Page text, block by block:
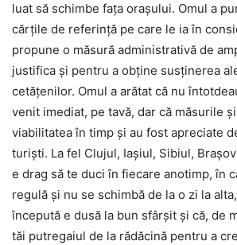
luat să schimbe fața orașului. Omul a
cărțile de referință pe care le ia în
propune o măsură administrativă de
justifica și pentru a obține susținerea
cetățenilor. Omul a arătat că nu
venit imediat, pe tavă, dar că măsurile
viabilitatea în timp și au fost apreciate
turiști. La fel Clujul, Iașiul, Sibiul,
e drag să te duci în fiecare anotimp, în
regulă și nu se schimbă de la o zi la
începută e dusă la bun sfârșit și că, de
tăi putregaiul de la rădăcină pentru a